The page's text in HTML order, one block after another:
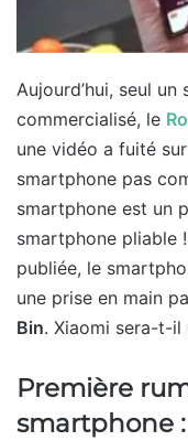
Aujourd’hui, seul
commercialisé, le
une vidéo a fuité
smartphone pas
smartphone est un
smartphone pliable
publiée, le
une prise en main
Bin. Xiaomi sera-t-il
Première
smartphone